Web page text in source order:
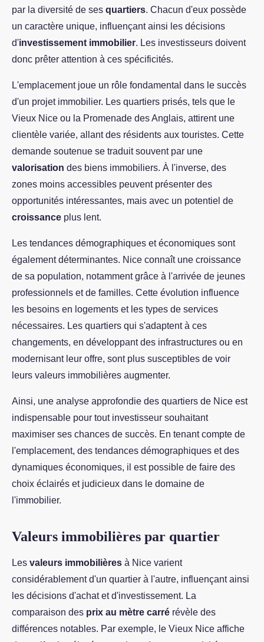
par la diversité de ses quartiers. Chacun d'eux possède
un caractère unique, influençant ainsi les décisions
d'investissement immobilier. Les investisseurs doivent
donc prêter attention à ces spécificités.
L'emplacement joue un rôle fondamental dans le succès
d'un projet immobilier. Les quartiers prisés, tels que le
Vieux Nice ou la Promenade des Anglais, attirent une
clientèle variée, allant des résidents aux touristes. Cette
demande soutenue se traduit souvent par une
valorisation des biens immobiliers. À l'inverse, des
zones moins accessibles peuvent présenter des
opportunités intéressantes, mais avec un potentiel de
croissance plus lent.
Les tendances démographiques et économiques sont
également déterminantes. Nice connaît une croissance
de sa population, notamment grâce à l'arrivée de jeunes
professionnels et de familles. Cette évolution influence
les besoins en logements et les types de services
nécessaires. Les quartiers qui s'adaptent à ces
changements, en développant des infrastructures ou en
modernisant leur offre, sont plus susceptibles de voir
leurs valeurs immobilières augmenter.
Ainsi, une analyse approfondie des quartiers de Nice est
indispensable pour tout investisseur souhaitant
maximiser ses chances de succès. En tenant compte de
l'emplacement, des tendances démographiques et des
dynamiques économiques, il est possible de faire des
choix éclairés et judicieux dans le domaine de
l'immobilier.
Valeurs immobilières par quartier
Les valeurs immobilières à Nice varient
considérablement d'un quartier à l'autre, influençant ainsi
les décisions d'achat et d'investissement. La
comparaison des prix au mètre carré révèle des
différences notables. Par exemple, le Vieux Nice affiche